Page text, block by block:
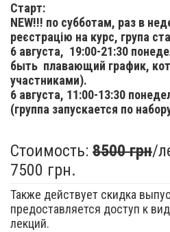
Старт:
NEW!!! по субботам, раз в
реєстрацію на курс, група
6 августа, 19:00-21:30
быть плавающий график,
участниками).
6 августа, 11:00-13:30
(группа запускается по
Стоимость: 8500 грн/
7500 грн.
Также действует скидка
предоставляется доступ к
лекций.